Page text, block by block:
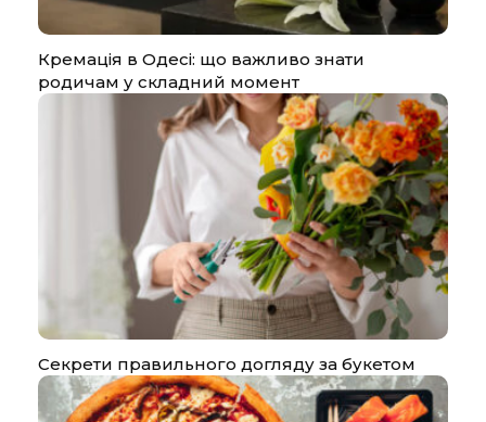
Кремація в Одесі: що важливо знати
родичам у складний момент
Секрети правильного догляду за букетом